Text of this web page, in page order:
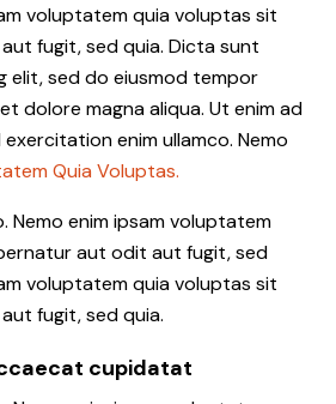
voluptatem quia voluptas sit
fugit, sed quia. Dicta sunt
elit, sed do eiusmod tempor
dolore magna aliqua. Ut enim ad
enim ullamco. Nemo
Quia Voluptas.
Nemo enim ipsam voluptatem
aut odit aut fugit, sed
voluptatem quia voluptas sit
fugit, sed quia.
cupidatat